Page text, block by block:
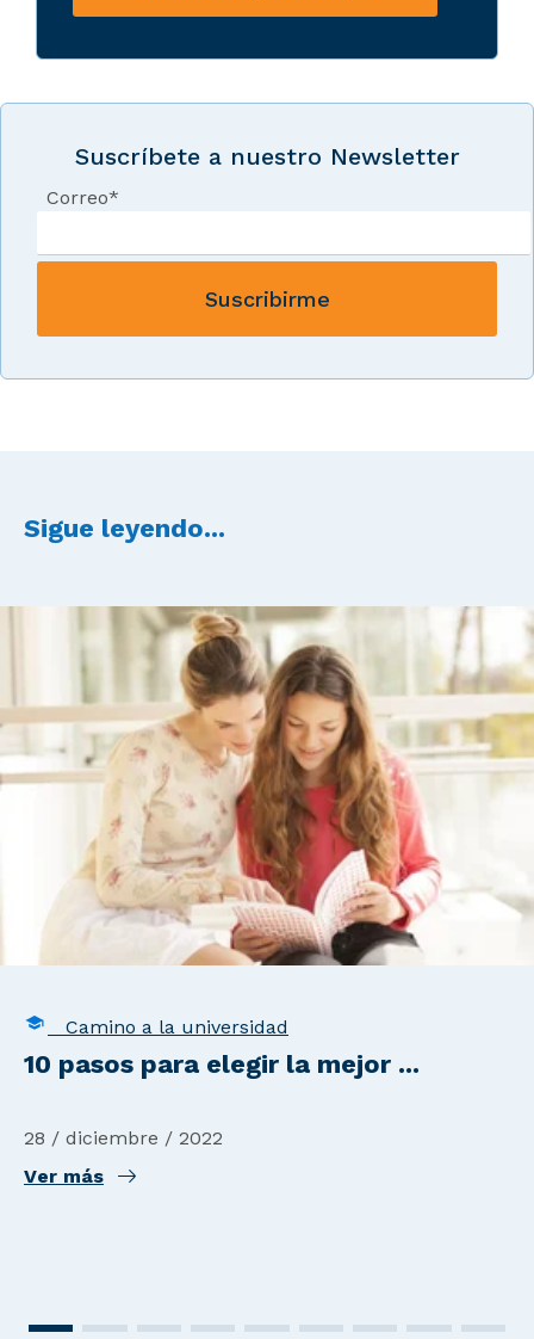
Suscríbete a nuestro Newsletter
Correo*
Sigue leyendo...
Camino a la universidad
10 pasos para elegir la mejor ...
28 / diciembre / 2022
Ver más